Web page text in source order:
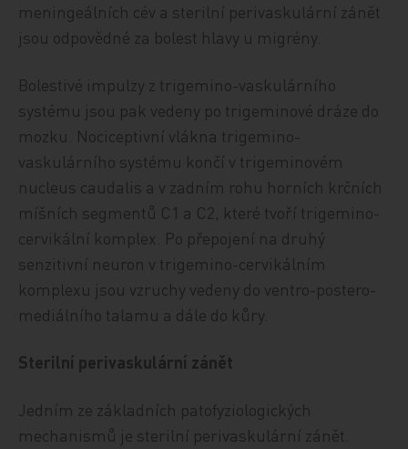
meningeálních cév a sterilní perivaskulární zánět
jsou odpovědné za bolest hlavy u migrény.
Bolestivé impulzy z trigemino-vaskulárního
systému jsou pak vedeny po trigeminové dráze do
mozku. Nociceptivní vlákna trigemino-
vaskulárního systému končí v trigeminovém
nucleus caudalis a v zadním rohu horních krčních
míšních segmentů C1 a C2, které tvoří trigemino-
cervikální komplex. Po přepojení na druhý
senzitivní neuron v trigemino-cervikálním
komplexu jsou vzruchy vedeny do ventro-postero-
mediálního talamu a dále do kůry.
Sterilní perivaskulární zánět
Jedním ze základních patofyziologických
mechanismů je sterilní perivaskulární zánět.